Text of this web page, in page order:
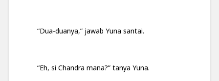
“Dua-duanya,” jawab Yuna santai.
“Eh, si Chandra mana?” tanya Yuna.